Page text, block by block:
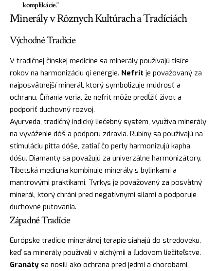
komplikácie."
Minerály v Rôznych Kultúrach a Tradíciách
Východné Tradície
V tradičnej čínskej medicíne sa minerály používajú tisíce
rokov na harmonizáciu qi energie. Nefrit je považovaný za
najposvätnejší minerál, ktorý symbolizuje múdrosť a
ochranu. Číňania veria, že nefrit môže predĺžiť život a
podporiť duchovný rozvoj.
Ayurveda, tradičný indický liečebný systém, využíva minerály
na vyváženie dóš a podporu zdravia. Rubíny sa používajú na
stimuláciu pitta dóše, zatiaľ čo perly harmonizujú kapha
dóšu. Diamanty sa považujú za univerzálne harmonizátory.
Tibetská medicína kombinuje minerály s bylinkami a
mantrovými praktikami. Tyrkys je považovaný za posvätný
minerál, ktorý chráni pred negatívnymi silami a podporuje
duchovné putovania.
Západné Tradície
Európske tradície minerálnej terapie siahajú do stredoveku,
keď sa minerály používali v alchýmii a ľudovom liečiteľstve.
Granáty sa nosili ako ochrana pred jedmi a chorobami.